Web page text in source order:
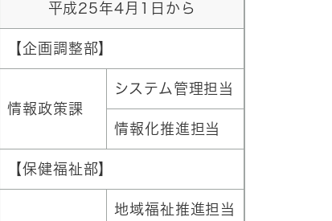
平成25年4月1日から
【企画調整部】
情報政策課
システム管理担当
情報化推進担当
【保健福祉部】
地域福祉推進担当